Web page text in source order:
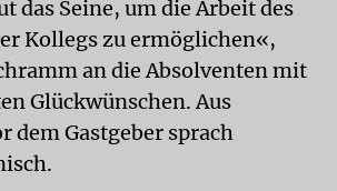
das Seine, um die Arbeit des
Kollegs zu ermöglichen«,
an die Absolventen mit
Glückwünschen. Aus
dem Gastgeber sprach